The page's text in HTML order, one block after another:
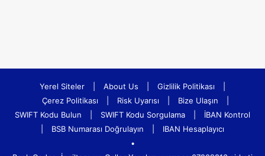
Yerel Siteler About Us Gizlilik Politikası
Çerez Politikası
Risk Uyarısı Bize Ulaşın
SWIFT Kodu Bulun
SWIFT Kodu Sorgulama
İBAN Kontrol
BSB Numarası Doğrulayın
IBAN Hesaplayıcı
•